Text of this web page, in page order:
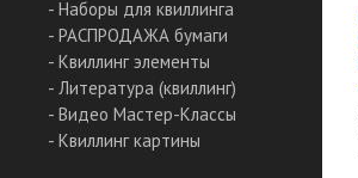
- Наборы для квиллинга
- РАСПРОДАЖА бумаги
- Квиллинг элементы
- Литература (квиллинг)
- Видео Мастер-Классы
- Квиллинг картины